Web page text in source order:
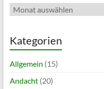
Archiv
Kategorien
Allgemein (15)
Andacht(20)